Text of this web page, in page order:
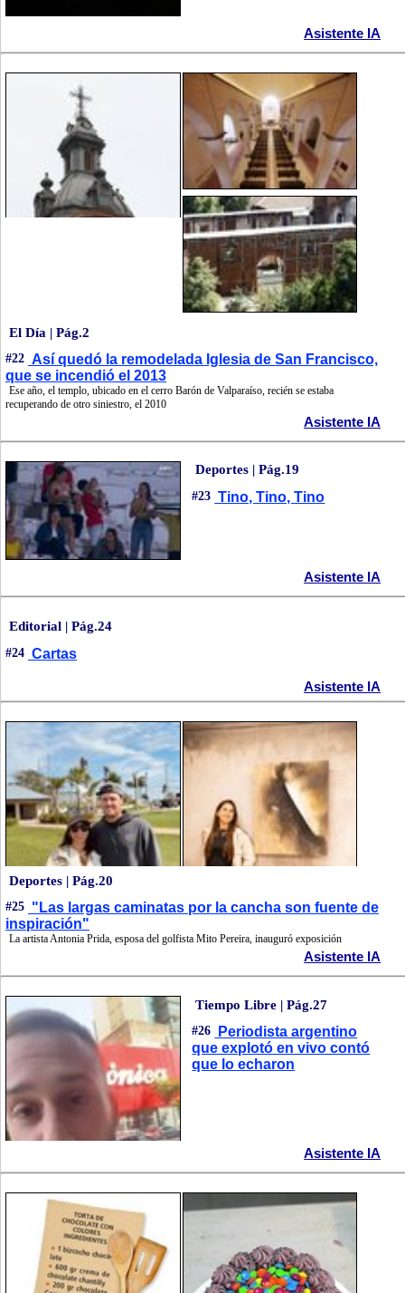
Asistente IA
El Día | Pág.2
#22 Así quedó la remodelada Iglesia de San Francisco,
que se incendió el 2013
Ese año, el templo, ubicado en el cerro Barón de Valparaíso, recién se estaba
recuperando de otro siniestro, el 2010
Asistente IA
Deportes | Pág.19
#23 Tino, Tino, Tino
Asistente IA
Editorial | Pág.24
#24 Cartas
Asistente IA
Deportes | Pág.20
#25 "Las largas caminatas por la cancha son fuente de
inspiración"
La artista Antonia Prida, esposa del golfista Mito Pereira, inauguró exposición
Asistente IA
Tiempo Libre | Pág.27
#26
Periodista argentino
que explotó en vivo contó
que lo echaron
Asistente IA